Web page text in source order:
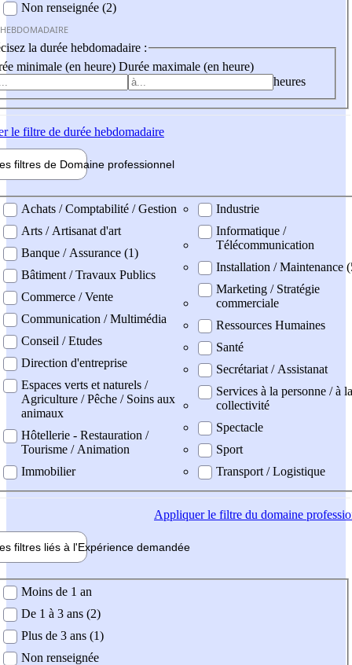
Non renseignée (2)
la durée hebdomadaire :
minimale (en heure) Durée maximale (en heure)
heures
le filtre de durée hebdomadaire
filtres de Domaine professionnel
professionel
Achats / Comptabilité / Gestion
Arts / Artisanat d'art
Banque / Assurance (1)
Bâtiment / Travaux Publics
Commerce / Vente
Communication / Multimédia
Conseil / Etudes
Direction d'entreprise
Espaces verts et naturels /
Agriculture / Pêche / Soins aux
animaux
Hôtellerie - Restauration /
Tourisme / Animation
Immobilier
Industrie
Informatique /
Télécommunication
Installation / Maintenance
Marketing / Stratégie
commerciale
Ressources Humaines
Santé
Secrétariat / Assistanat
Services à la personne / à la
collectivité
Spectacle
Sport
Transport / Logistique
Appliquerle filtre du domaine
filtres liés à l'Expérience demandée
demandée
Moins de 1 an
De 1 à 3 ans (2)
Plus de 3 ans (1)
Non renseignée